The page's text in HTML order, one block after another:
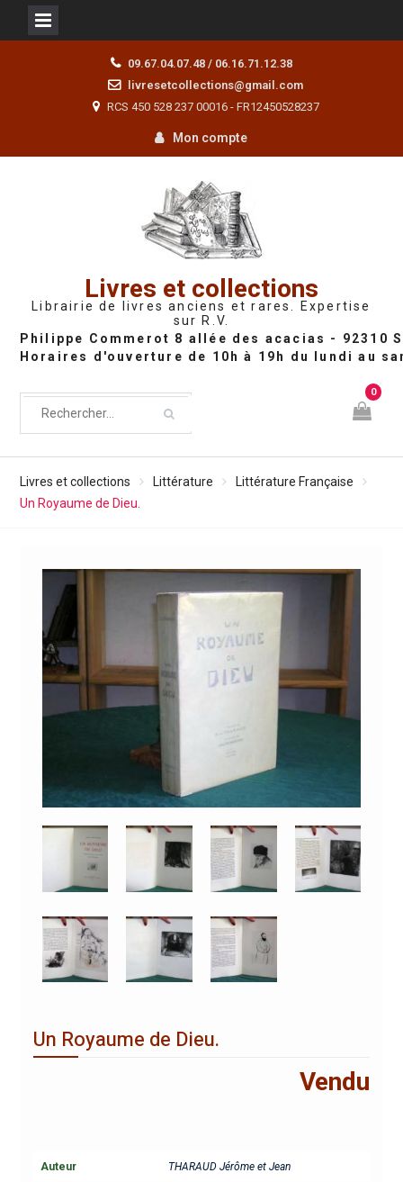
09.67.04.07.48 / 06.16.71.12.38
livresetcollections@gmail.com
RCS 450 528 237 00016 - FR12450528237
Mon compte
Livres et collections
Librairie de livres anciens et rares. Expertise
sur R.V.
0
Livres et collections Littérature
Littérature Française
Un Royaume de Dieu.
Un Royaume de Dieu.
Vendu
Auteur THARAUD Jérôme et Jean